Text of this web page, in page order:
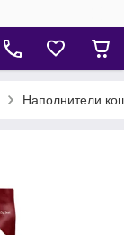
Наполнители